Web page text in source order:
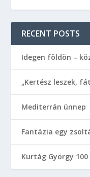
RECENT POSTS
Idegen földön –
„Kertész leszek,
Mediterrán ünnep
Fantázia egy
Kurtág György 100